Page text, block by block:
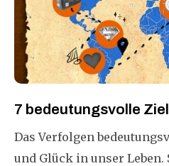
unseres kleinen Lebens
7 bedeutungsvolle
Das Verfolgen
und Glück in unser Leben.